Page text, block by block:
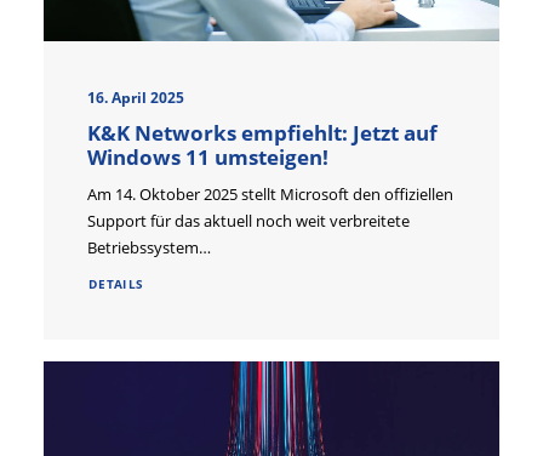
16. April 2025
K&K Networks empfiehlt: Jetzt auf
Windows 11 umsteigen!
Am 14. Oktober 2025 stellt Microsoft den offiziellen
Support für das aktuell noch weit verbreitete
Betriebssystem…
DETAILS